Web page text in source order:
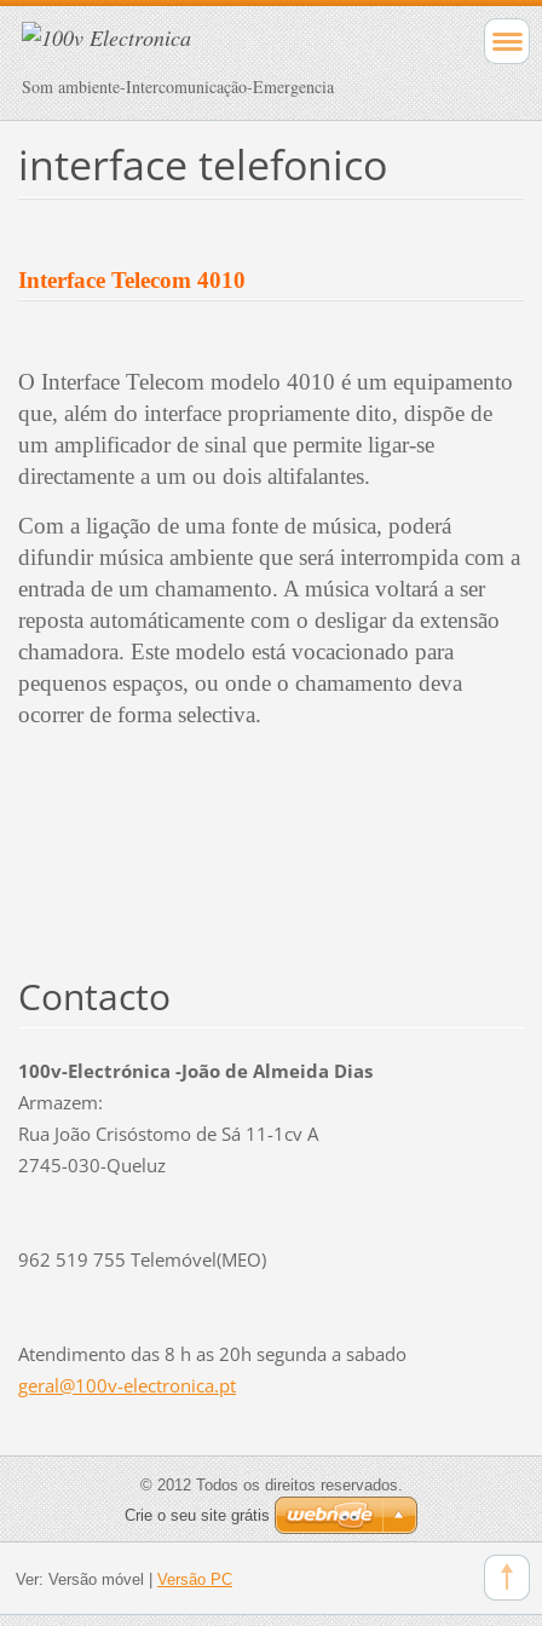
Som ambiente-Intercomunicação-Emergencia
interface telefonico
Interface Telecom 4010
O Interface Telecom modelo 4010 é um equipamento
que, além do interface propriamente dito, dispõe de
um amplificador de sinal que permite ligar-se
directamente a um ou dois altifalantes.
Com a ligação de uma fonte de música, poderá
difundir música ambiente que será interrompida com a
entrada de um chamamento. A música voltará a ser
reposta automáticamente com o desligar da extensão
chamadora. Este modelo está vocacionado para
pequenos espaços, ou onde o chamamento deva
ocorrer de forma selectiva.
Contacto
100v-Electrónica -João de Almeida Dias
Armazem:
Rua João Crisóstomo de Sá 11-1cv A
2745-030-Queluz
962 519 755 Telemóvel(MEO)
Atendimento das 8 h as 20h segunda a sabado
geral@100v-electronica.pt
© 2012 Todos os direitos reservados.
Crie o seu site grátis
Ver: Versão móvel Versão PC